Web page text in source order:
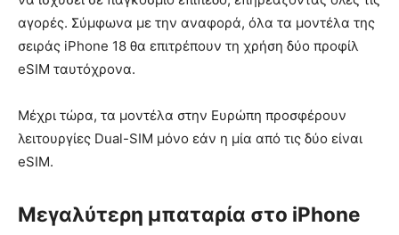
αγορές. Σύμφωνα με την αναφορά, όλα τα μοντέλα της
σειράς iPhone 18 θα επιτρέπουν τη χρήση δύο προφίλ
eSIM ταυτόχρονα.
Μέχρι τώρα, τα μοντέλα στην Ευρώπη προσφέρουν
λειτουργίες Dual-SIM μόνο εάν η μία από τις δύο είναι
eSIM.
Μεγαλύτερη μπαταρία στο iPhone